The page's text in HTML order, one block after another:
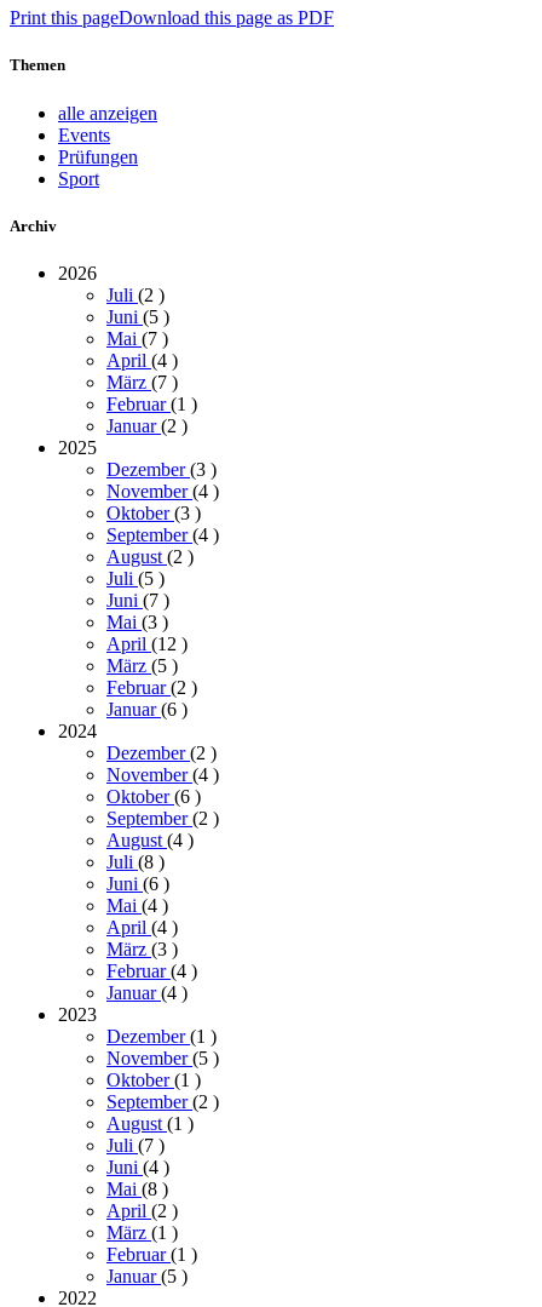
Print this pageDownload this page as PDF
Themen
alle anzeigen
Events
Prüfungen
Sport
Archiv
2026
Juli (2 )
Juni (5 )
Mai (7 )
April (4 )
März (7 )
Februar(1 )
Januar(2 )
2025
Dezember(3 )
November(4 )
Oktober(3 )
September(4 )
August (2 )
Juli (5 )
Juni (7 )
Mai (3 )
April (12 )
März (5 )
Februar(2 )
Januar(6 )
2024
Dezember(2 )
November(4 )
Oktober(6 )
September(2 )
August (4 )
Juli (8 )
Juni (6 )
Mai (4 )
April (4 )
März (3 )
Februar(4 )
Januar(4 )
2023
Dezember(1 )
November(5 )
Oktober(1 )
September(2 )
August (1 )
Juli (7 )
Juni (4 )
Mai (8 )
April (2 )
März (1 )
Februar(1 )
Januar(5 )
2022